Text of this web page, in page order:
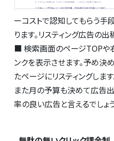
ーコストで認知してもらう手
ります。リスティング広告の
■ 検索画面のページTOPや
ンクを表示させます。予め決
たページにリスティングしま
また月の予算も決めて広告
率の良い広告と言えるでしょう